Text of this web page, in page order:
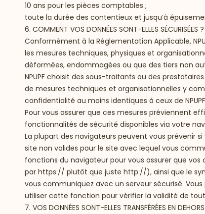
10 ans pour les pièces comptables ;
toute la durée des contentieux et jusqu’à
6. COMMENT VOS DONNÉES SONT-ELLES SÉCURISÉES ?
Conformément à la Réglementation Applicable,
les mesures techniques, physiques et
déformées, endommagées ou que des tiers non
NPUPF choisit des sous-traitants ou des
de mesures techniques et organisationnelles y
confidentialité au moins identiques à ceux de
Pour vous assurer que ces mesures préviennent
fonctionnalités de sécurité disponibles via votre
La plupart des navigateurs peuvent vous prévenir
site non valides pour le site avec lequel vous
fonctions du navigateur pour vous assurer que vos
par https:// plutôt que juste http://), ainsi que le
vous communiquez avec un serveur sécurisé.
utiliser cette fonction pour vérifier la validité de
7. VOS DONNÉES SONT-ELLES TRANSFÉRÉES EN